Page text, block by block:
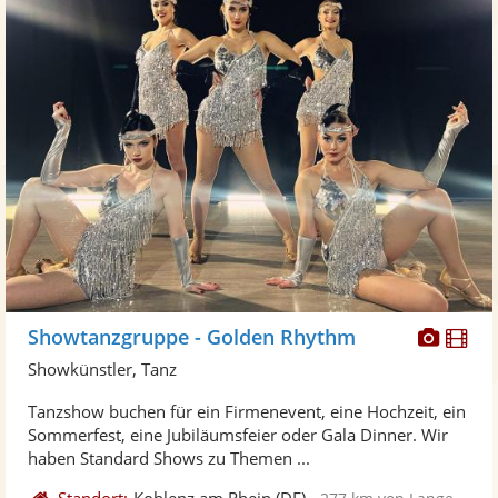
Fotos
Showtanzgruppe - Golden Rhythm
Showkünstler, Tanz
Tanzshow buchen für ein Firmenevent, eine Hochzeit, ein
Sommerfest, eine Jubiläumsfeier oder Gala Dinner. Wir
haben Standard Shows zu Themen ...